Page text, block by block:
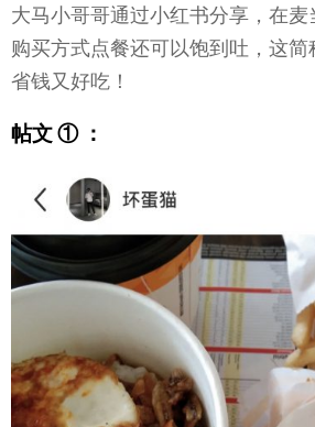
大马小哥哥通过小红书分享，在
购买方式点餐还可以饱到吐，这简
省钱又好吃！
帖文 ① ：